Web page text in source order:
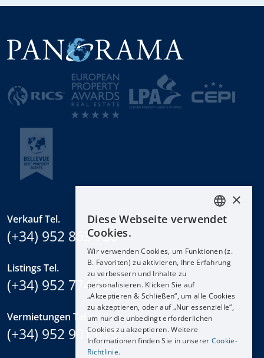
Verkauf Tel.
(+34) 952 863 750
Listings Tel.
(+34) 952 774 266
Vermietungen Tel.
(+34) 952 901 015
ENGLISH
DEUTSCH
NEDERLANDS
×
Diese Webseite verwendet
Cookies.
Wir verwenden Cookies, um Funktionen (z.
B. Favoriten) zu aktivieren, Ihre Erfahrung
zu verbessern und Inhalte zu
personalisieren. Klicken Sie auf
„Akzeptieren & Schließen“, um alle Cookies
zu akzeptieren, oder auf „Nur essenzielle“,
um nur die unbedingt erforderlichen
Cookies zu akzeptieren. Weitere
Informationen finden Sie in unserer Cookie-
Richtlinie.